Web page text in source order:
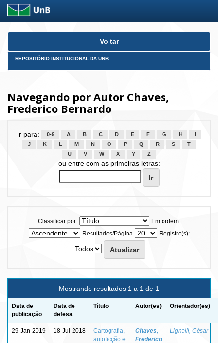
Skip
Voltar
REPOSITÓRIO INSTITUCIONAL DA UNB
Navegando por Autor Chaves,
Frederico Bernardo
Ir para: 0-9 A B C D E F G H
J
K L M N O P Q R S
T
U
V W X Y Z
ou entre com as primeiras letras:
Classificar por:
Em ordem:
Resultados/Página
Registro(s):
Mostrando resultados 1 a 1 de 1
Data de
publicação
Data de
defesa
Título Autor(es) Orientador(es)
29-Jan-2019 18-Jul-2018
Cartografia,
autoficção e
Chaves,
Frederico
Lignelli, César